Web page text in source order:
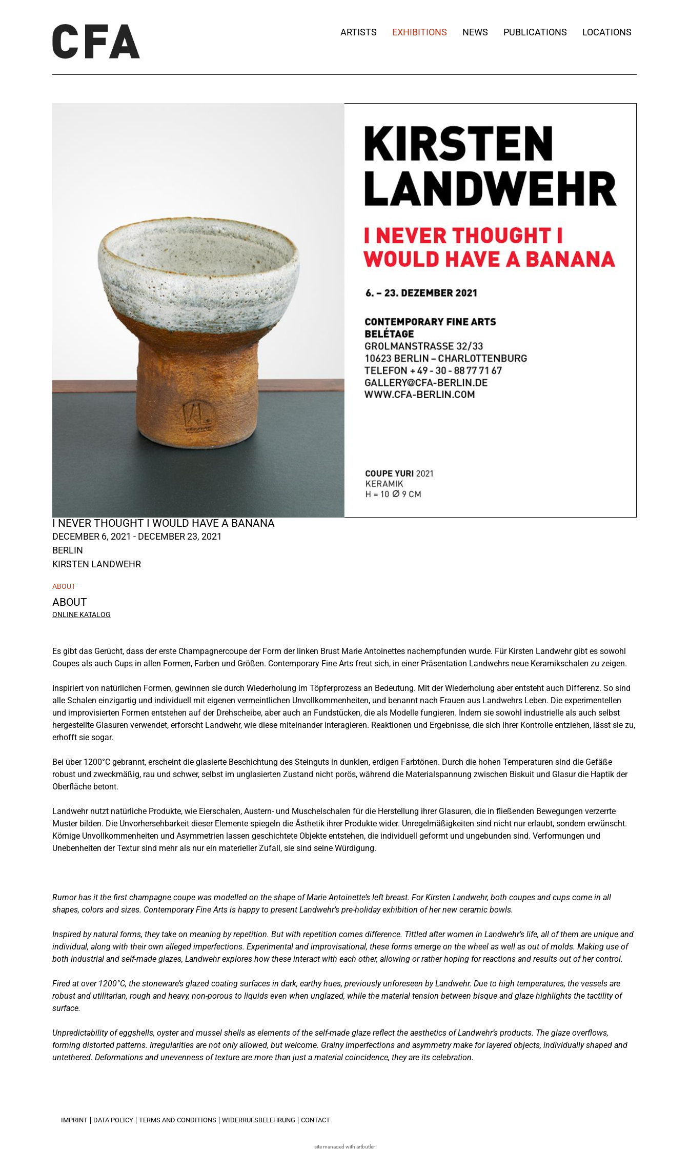
ARTISTS EXHIBITIONS NEWS PUBLICATIONS LOCATIONS
I NEVER THOUGHT I WOULD HAVE A BANANA
DECEMBER 6, 2021 - DECEMBER 23, 2021
BERLIN
KIRSTEN LANDWEHR
ABOUT
ABOUT
ONLINE KATALOG
Es gibt das Gerücht, dass der erste Champagnercoupe der Form der linken Brust Marie Antoinettes nachempfunden wurde. Für Kirsten Landwehr gibt es sowohl
Coupes als auch Cups in allen Formen, Farben und Größen. Contemporary Fine Arts freut sich, in einer Präsentation Landwehrs neue Keramikschalen zu zeigen.
Inspiriert von natürlichen Formen, gewinnen sie durch Wiederholung im Töpferprozess an Bedeutung. Mit der Wiederholung aber entsteht auch Differenz. So sind
alle Schalen einzigartig und individuell mit eigenen vermeintlichen Unvollkommenheiten, und benannt nach Frauen aus Landwehrs Leben. Die experimentellen
und improvisierten Formen entstehen auf der Drehscheibe, aber auch an Fundstücken, die als Modelle fungieren. Indem sie sowohl industrielle als auch selbst
hergestellte Glasuren verwendet, erforscht Landwehr, wie diese miteinander interagieren. Reaktionen und Ergebnisse, die sich ihrer Kontrolle entziehen, lässt sie zu,
erhofft sie sogar.
Bei über 1200°C gebrannt, erscheint die glasierte Beschichtung des Steinguts in dunklen, erdigen Farbtönen. Durch die hohen Temperaturen sind die Gefäße
robust und zweckmäßig, rau und schwer, selbst im unglasierten Zustand nicht porös, während die Materialspannung zwischen Biskuit und Glasur die Haptik der
Oberfläche betont.
Landwehr nutzt natürliche Produkte, wie Eierschalen, Austern- und Muschelschalen für die Herstellung ihrer Glasuren, die in fließenden Bewegungen verzerrte
Muster bilden. Die Unvorhersehbarkeit dieser Elemente spiegeln die Ästhetik ihrer Produkte wider. Unregelmäßigkeiten sind nicht nur erlaubt, sondern erwünscht.
Körnige Unvollkommenheiten und Asymmetrien lassen geschichtete Objekte entstehen, die individuell geformt und ungebunden sind. Verformungen und
Unebenheiten der Textur sind mehr als nur ein materieller Zufall, sie sind seine Würdigung.
Rumor has it the first champagne coupe was modelled on the shape of Marie Antoinette’s left breast. For Kirsten Landwehr, both coupes and cups come in all
shapes, colors and sizes. Contemporary Fine Arts is happy to present Landwehr’s pre-holiday exhibition of her new ceramic bowls.
Inspired by natural forms, they take on meaning by repetition. But with repetition comes difference. Tittled after women in Landwehr’s life, all of them are unique and
individual, along with their own alleged imperfections. Experimental and improvisational, these forms emerge on the wheel as well as out of molds. Making use of
both industrial and self-made glazes, Landwehr explores how these interact with each other, allowing or rather hoping for reactions and results out of her control.
Fired at over 1200°C, the stoneware’s glazed coating surfaces in dark, earthy hues, previously unforeseen by Landwehr. Due to high temperatures, the vessels are
robust and utilitarian, rough and heavy, non-porous to liquids even when unglazed, while the material tension between bisque and glaze highlights the tactility of
surface.
Unpredictability of eggshells, oyster and mussel shells as elements of the self-made glaze reflect the aesthetics of Landwehr’s products. The glaze overflows,
forming distorted patterns. Irregularities are not only allowed, but welcome. Grainy imperfections and asymmetry make for layered objects, individually shaped and
untethered. Deformations and unevenness of texture are more than just a material coincidence, they are its celebration.
IMPRINT DATA POLICY TERMS AND CONDITIONS WIDERRUFSBELEHRUNG CONTACT
site managed with artbutler